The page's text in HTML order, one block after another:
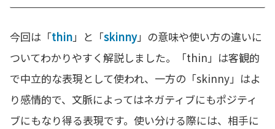
今回は「thin」と「skinny」の意味や使い方の違いに
ついてわかりやすく解説しました。「thin」は客観的
で中立的な表現として使われ、一方の「skinny」はよ
り感情的で、文脈によってはネガティブにもポジティ
ブにもなり得る表現です。使い分ける際には、相手に